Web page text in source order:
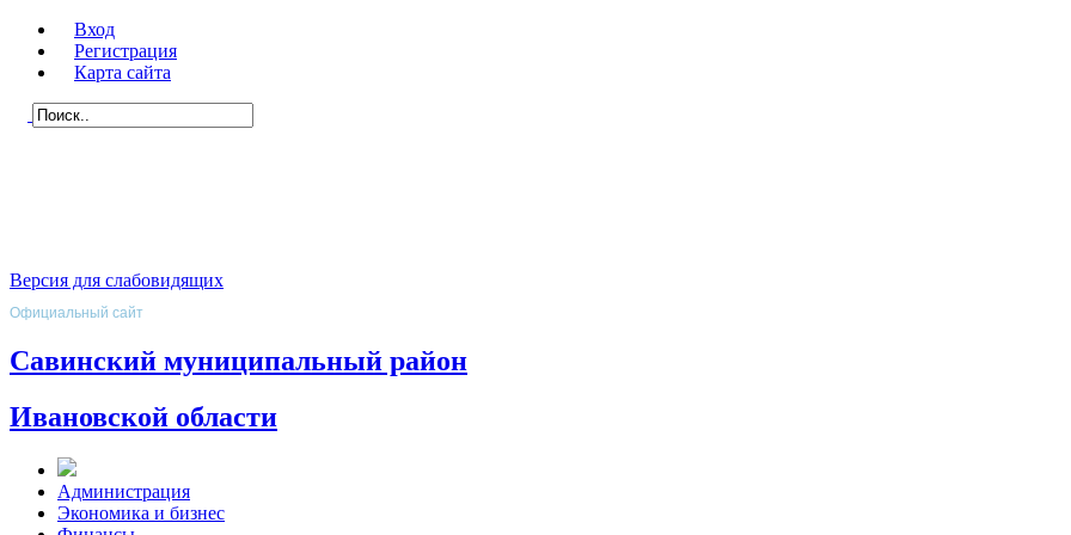
Вход
Регистрация
Карта сайта
Версия для слабовидящих
Официальный сайт
Савинский муниципальный район
Ивановской области
Администрация
Экономика и бизнес